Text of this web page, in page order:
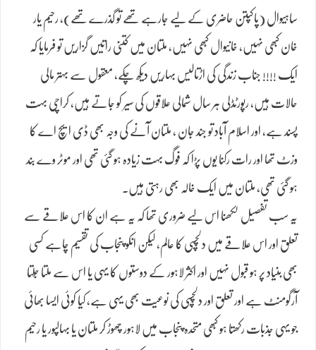
ساہیوال (پاکپتن حاضری کے لیے جارہے تھے تو گذرے تھے)، رحیم یار
خان کبھی نہیں، خانیوال کبھی نہیں، ملتان میں کتنی راتیں گزاریں تو فرمایا کہ
ایک !!!! جناب زندگی کی اڑتالیس بہاریں دیکھ چکے، معقول سے بہتر مالی
حالات ہیں، رپورٹڈلی ہر سال شمالی علاقوں کی سیر کو جاتے ہیں، کراچی بہت
پسند ہے، اور اسلام آباد تو جند جان ، ملتان آنے کی وجہ بھی ڈی ایچ اے کا
وزٹ تھا اور رات رکنا یوں پڑا کہ فوگ بہت زیادہ ہو گئی تھی اور موٹر وے بند
ہو گئی تھی، ملتان میں ایک خالہ بھی رہتی ہیں.
یہ سب تفصیل لکھنا اس لیے ضروری تھا کہ یہ ہے ان کا اس علاقے سے
تعلق اور اس علاقے میں دلچسپی کا عالم، لیکن انکو پنجاب کی تقسیم چاہے کسی
بھی بنیاد پر ہو قبول نہیں اور اکثر لاہور کے دوستوں کا یہی یا اس سے ملتا جٌلتا
آرگومنٹ ہے اور تعلق اور دلچسپی کی نوعیت بھی یہی ہے، کیا کوئی ایسا بھائی
جو یہی جذبات رکھتا ہو کبھی متحدہ پنجاب میں لاہور چھوڑ کر ملتان یا بہالپور یا رحیم